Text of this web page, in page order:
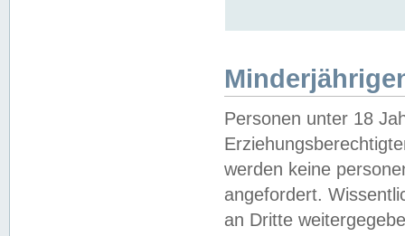
Personen unter 18
werden keine
angefordert.
an Dritte